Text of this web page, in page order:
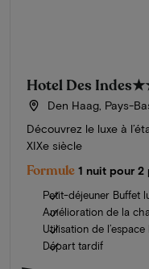
Hotel Des Indes
Den Haag, Pays-
Découvrez le luxe à
XIXe siècle
Formule 1 nuit pour 2
Petit-déjeuner Buffet
Amélioration de la
Utilisation de
Départ tardif